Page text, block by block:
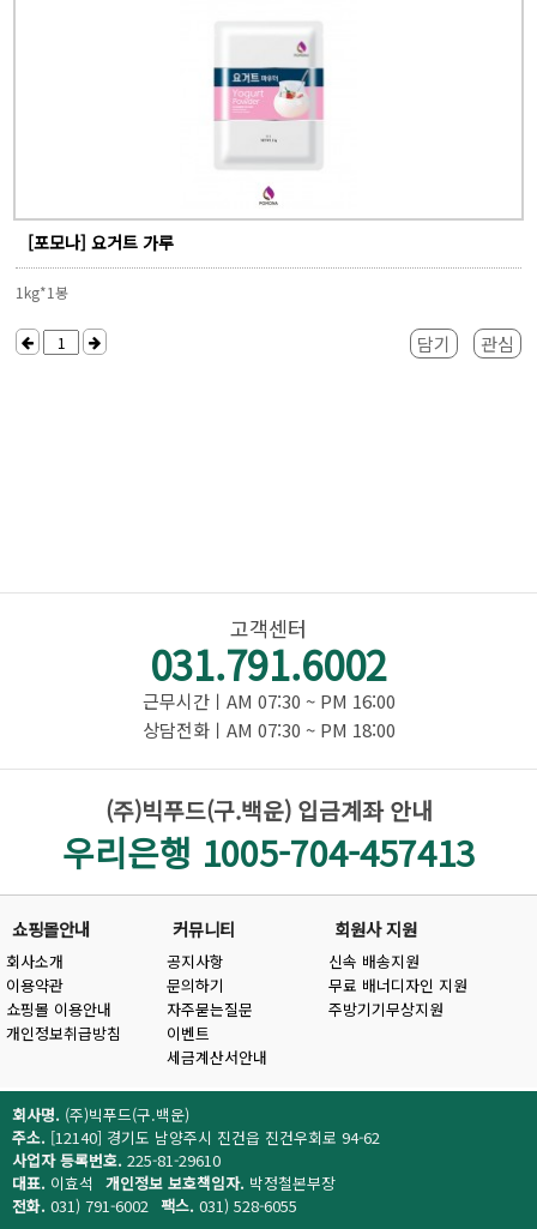
[포모나] 요거트 가루
1kg*1봉
담기 관심
고객센터
031.791.6002
근무시간ㅣAM 07:30 ~ PM 16:00
상담전화ㅣAM 07:30 ~ PM 18:00
(주)빅푸드(구.백운) 입금계좌 안내
우리은행 1005-704-457413
쇼핑몰안내
회사소개
이용약관
쇼핑몰 이용안내
개인정보취급방침
커뮤니티
공지사항
문의하기
자주묻는질문
이벤트
세금계산서안내
회원사 지원
신속 배송지원
무료 배너디자인 지원
주방기기무상지원
회사명. (주)빅푸드(구.백운)
주소. [12140] 경기도 남양주시 진건읍 진건우회로 94-62
사업자 등록번호. 225-81-29610
대표. 이효석 개인정보 보호책임자. 박정철본부장
전화. 031) 791-6002 팩스. 031) 528-6055